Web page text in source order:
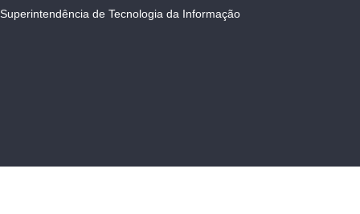
Superintendência de Tecnologia da Informação